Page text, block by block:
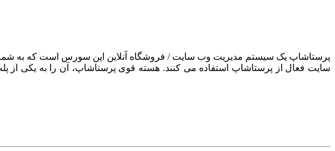
سایت فعال از پرستاشاپ استفاده می کنند. هسته قوی پرستاشاپ، آن را به یکی از